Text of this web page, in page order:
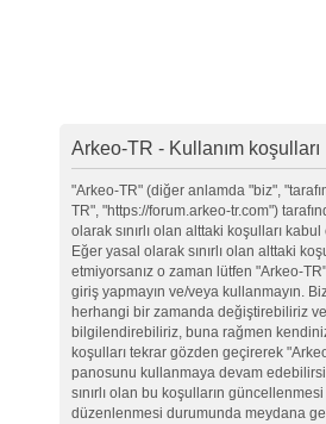
Arkeo-TR - Kullanım koşulları
"Arkeo-TR" (diğer anlamda "biz",
TR", "https://forum.arkeo-tr.com")
olarak sınırlı olan alttaki koşulları
Eğer yasal olarak sınırlı olan alttaki
etmiyorsanız o zaman lütfen "Arkeo-
giriş yapmayın ve/veya kullanmayın.
herhangi bir zamanda değiştirebiliriz
bilgilendirebiliriz, buna rağmen
koşulları tekrar gözden geçirerek
panosunu kullanmaya devam
sınırlı olan bu koşulların
düzenlenmesi durumunda meydana